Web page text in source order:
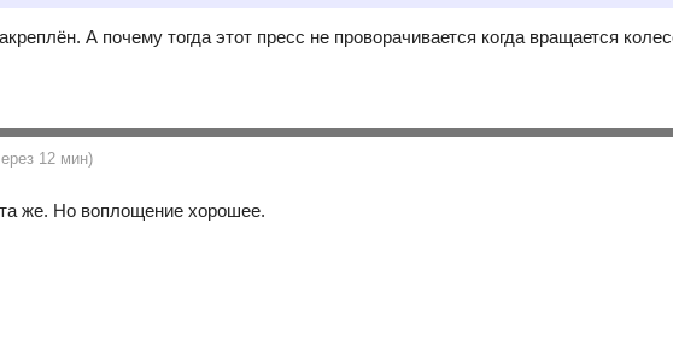
А почему тогда этот пресс не проворачивается когда вращается
12 мин)
же. Но воплощение хорошее.